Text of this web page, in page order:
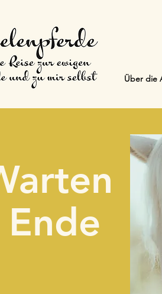
Über die